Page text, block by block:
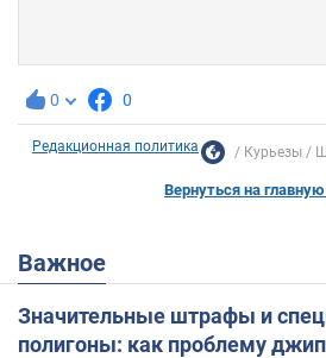
0 0
Редакционная политика Курьезы
Вернуться на главную
Важное
Значительные штрафы и
полигоны: как проблему